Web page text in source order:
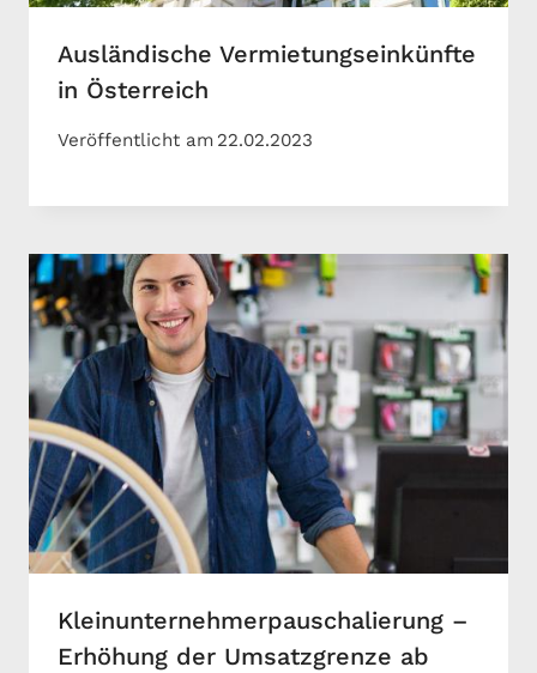
Ausländische Vermietungseinkünfte
in Österreich
Veröffentlicht am 22.02.2023
Kleinunternehmerpauschalierung –
Erhöhung der Umsatzgrenze ab